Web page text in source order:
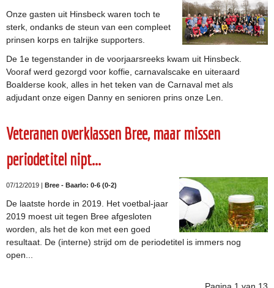
Onze gasten uit Hinsbeck waren toch te
sterk, ondanks de steun van een compleet
prinsen korps en talrijke supporters.
De 1e tegenstander in de voorjaarsreeks kwam uit Hinsbeck.
Vooraf werd gezorgd voor koffie, carnavalscake en uiteraard
Boalderse kook, alles in het teken van de Carnaval met als
adjudant onze eigen Danny en senioren prins onze Len.
Veteranen overklassen Bree, maar missen
periodetitel nipt...
07/12/2019 | Bree - Baarlo: 0-6 (0-2)
De laatste horde in 2019. Het voetbal-jaar
2019 moest uit tegen Bree afgesloten
worden, als het de kon met een goed
resultaat. De (interne) strijd om de periodetitel is immers nog
open...